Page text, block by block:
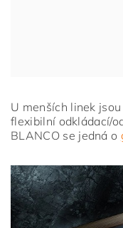
U menších linek
flexibilní odkládací/
BLANCO se jedná o